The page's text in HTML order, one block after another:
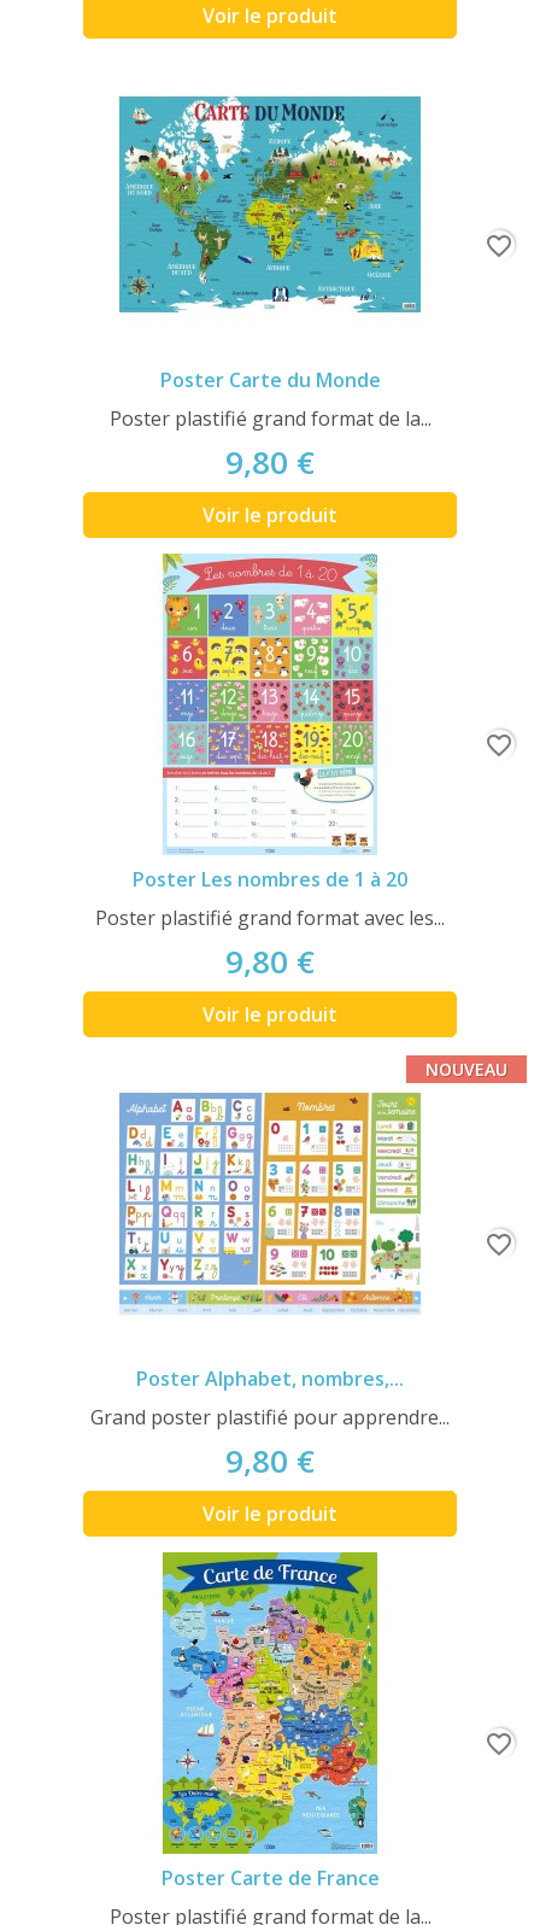
Voir le produit
Poster Carte du Monde
Poster plastifié grand format de la...
9,80 €
Voir le produit
favorite_border
Poster Les nombres de 1 à 20
Poster plastifié grand format avec les...
9,80 €
Voir le produit
favorite_border
Poster Alphabet, nombres,...
Grand poster plastifié pour apprendre...
9,80 €
Voir le produit
NOUVEAU
favorite_border
Poster Carte de France
Poster plastifié grand format de la...
favorite_border